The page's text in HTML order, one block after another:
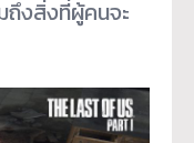
ถึงสิ่งที่ผู้คนจะ